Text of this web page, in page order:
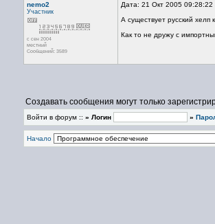
nemo2
Участник
с сен 2004
местный
Сообщений: 3589
Дата: 21 Окт 2005 09:28:22
А существует русский хелп к
Как то не дружу с
Создавать сообщения могут только
Войти в форум :: » Логин »
Начало